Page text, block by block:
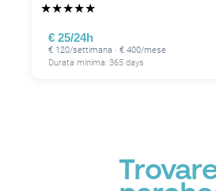
★★★★★
€ 25/24h
€ 120/settimana · € 400/mese
Durata minima: 365 days